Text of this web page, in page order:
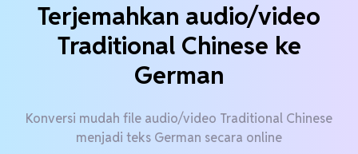
Terjemahkan audio/video
Traditional Chinese ke
German
Konversi mudah file audio/video Traditional Chinese
menjadi teks German secara online